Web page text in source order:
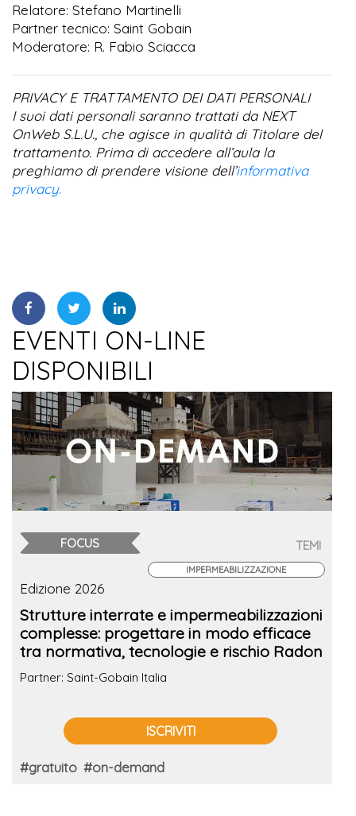
Relatore: Stefano Martinelli
Partner tecnico: Saint Gobain
Moderatore: R. Fabio Sciacca
PRIVACY E TRATTAMENTO DEI DATI PERSONALI
I suoi dati personali saranno trattati da NEXT
OnWeb S.L.U., che agisce in qualità di Titolare del
trattamento. Prima di accedere all’aula la
preghiamo di prendere visione dell’informativa
privacy.
EVENTI ON-LINE
DISPONIBILI
FOCUS TEMI
IMPERMEABILIZZAZIONE
Edizione 2026
Strutture interrate e impermeabilizzazioni
complesse: progettare in modo efficace
tra normativa, tecnologie e rischio Radon
Partner: Saint-Gobain Italia
ISCRIVITI
#gratuito #on-demand